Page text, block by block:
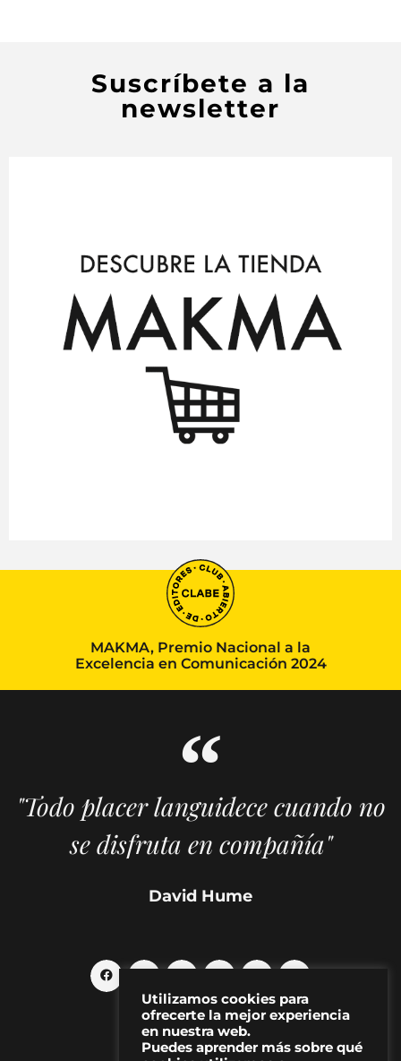
Suscríbete a la
newsletter
MAKMA, Premio Nacional a la
Excelencia en Comunicación 2024
"Todo placer languidece cuando no
se disfruta en compañía"
David Hume
Utilizamos cookies para
ofrecerte la mejor experiencia
en nuestra web.
Puedes aprender más sobre qué